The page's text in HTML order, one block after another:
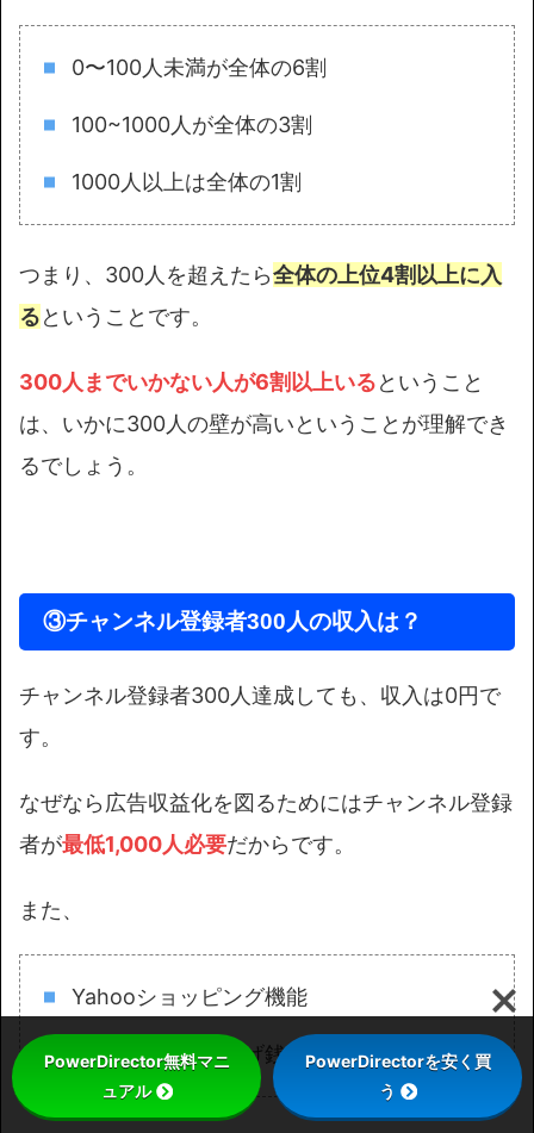
0〜100人未満が全体の6割
100~1000人が全体の3割
1000人以上は全体の1割
つまり、300人を超えたら全体の上位4割以上に入
るということです。
300人までいかない人が6割以上いるということ
は、いかに300人の壁が高いということが理解でき
るでしょう。
③チャンネル登録者300人の収入は？
チャンネル登録者300人達成しても、収入は0円で
す。
なぜなら広告収益化を図るためにはチャンネル登録
者が最低1,000人必要だからです。
また、
Yahooショッピング機能
ライブ配信中の投げ銭
PowerDirector無料マニ
ュアル
PowerDirectorを安く買
う